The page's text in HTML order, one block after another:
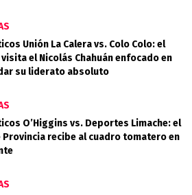
Unión La Calera vs. Colo Colo: el
visita el Nicolás Chahuán enfocado en
su liderato absoluto
O’Higgins vs. Deportes Limache: el
Provincia recibe al cuadro tomatero en